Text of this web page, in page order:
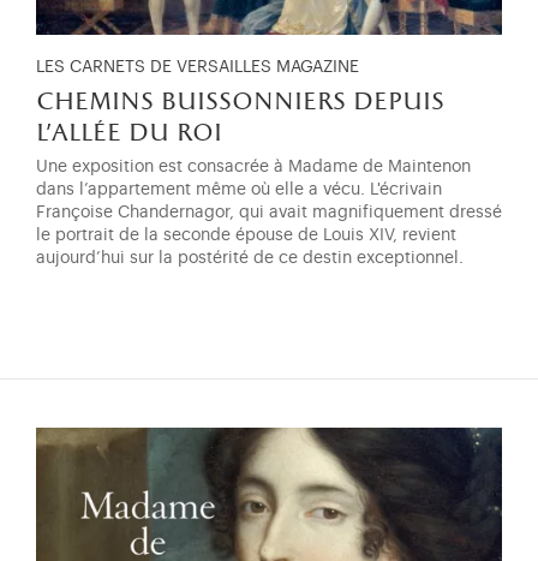
LES CARNETS DE VERSAILLES MAGAZINE
chemins buissonniers depuis
l’allée du roi
Une exposition est consacrée à Madame de Maintenon
dans l’appartement même où elle a vécu. L'écrivain
Françoise Chandernagor, qui avait magnifiquement dressé
le portrait de la seconde épouse de Louis XIV, revient
aujourd’hui sur la postérité de ce destin exceptionnel.